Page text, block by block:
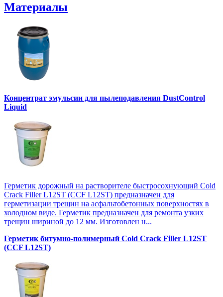
Материалы
Концентрат эмульсии для пылеподавления DustControl
Liquid
Герметик дорожный на растворителе быстросохнующий Cold
Crack Filler L12SТ (CCF L12SТ) предназначен для
герметизации трещин на асфальтобетонных поверхностях в
холодном виде. Герметик предназначен для ремонта узких
трещин шириной до 12 мм. Изготовлен н...
Герметик битумно-полимерный Cold Crack Filler L12SТ
(CCF L12SТ)